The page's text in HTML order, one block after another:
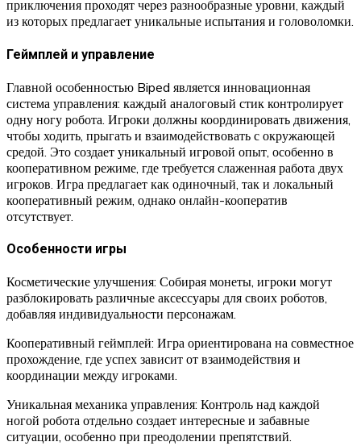
приключения проходят через разнообразные уровни, каждый
из которых предлагает уникальные испытания и головоломки.
Геймплей и управление
Главной особенностью Biped является инновационная
система управления: каждый аналоговый стик контролирует
одну ногу робота. Игроки должны координировать движения,
чтобы ходить, прыгать и взаимодействовать с окружающей
средой. Это создает уникальный игровой опыт, особенно в
кооперативном режиме, где требуется слаженная работа двух
игроков. Игра предлагает как одиночный, так и локальный
кооперативный режим, однако онлайн-кооператив
отсутствует.
Особенности игры
Косметические улучшения: Собирая монеты, игроки могут
разблокировать различные аксессуары для своих роботов,
добавляя индивидуальности персонажам.
Кооперативный геймплей: Игра ориентирована на совместное
прохождение, где успех зависит от взаимодействия и
координации между игроками.
Уникальная механика управления: Контроль над каждой
ногой робота отдельно создает интересные и забавные
ситуации, особенно при преодолении препятствий.